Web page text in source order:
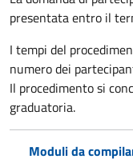
presentata entro il
I tempi del
numero dei
Il procedimento si
graduatoria.
Moduli da